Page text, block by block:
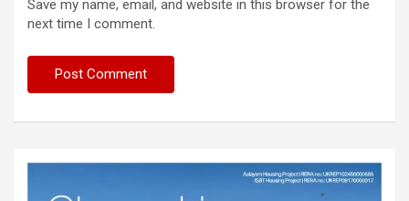
Save my name, email, and website in this browser for the
next time I comment.